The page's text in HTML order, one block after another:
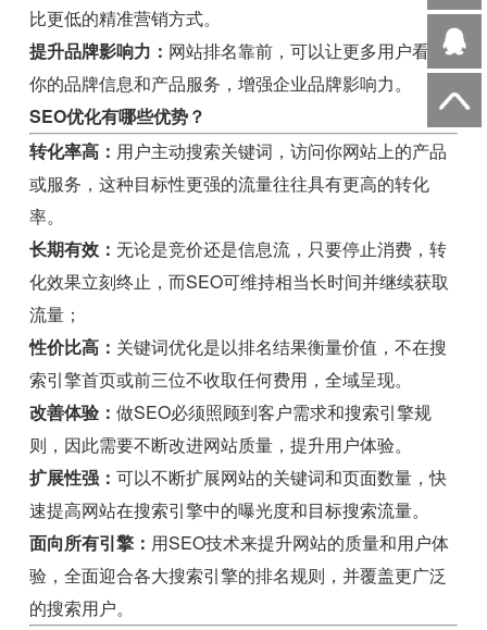
比更低的精准营销方式。
提升品牌影响力： 网站排名靠前，可以让更多用户看到
你的品牌信息和产品服务，增强企业品牌影响力。
SEO优化有哪些优势？
转化率高： 用户主动搜索关键词，访问你网站上的产品
或服务，这种目标性更强的流量往往具有更高的转化
率。
长期有效：无论是竞价还是信息流，只要停止消费，转
化效果立刻终止，而SEO可维持相当长时间并继续获取
流量；
性价比高： 关键词优化是以排名结果衡量价值，不在搜
索引擎首页或前三位不收取任何费用，全域呈现。
改善体验：做SEO必须照顾到客户需求和搜索引擎规
则，因此需要不断改进网站质量，提升用户体验。
扩展性强：可以不断扩展网站的关键词和页面数量，快
速提高网站在搜索引擎中的曝光度和目标搜索流量。
面向所有引擎： 用SEO技术来提升网站的质量和用户体
验，全面迎合各大搜索引擎的排名规则，并覆盖更广泛
的搜索用户。